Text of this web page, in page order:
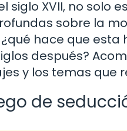
siglo XVII, no solo
sobre la
hace que
después?
y los temas que
de